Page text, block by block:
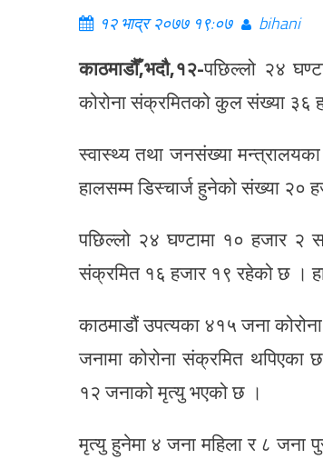
१२ भाद्र २०७७ १९:०७ bihani
काठमाडौँ,भदौ,१२-पछिल्लो २४
कोरोना संक्रमितको कुल संख्या
स्वास्थ्य तथा जनसंख्या
हालसम्म डिस्चार्ज हुनेको संख्या
पछिल्लो २४ घण्टामा १० हजार २
संक्रमित १६ हजार १९ रहेको छ ।
काठमाडौं उपत्यका ४१५ जना
जनामा कोरोना संक्रमित
१२ जनाको मृत्यु भएको छ ।
मृत्यु हुनेमा ४ जना महिला र ८ जना